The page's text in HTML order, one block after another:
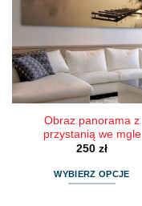
Opcje
można
na
stronie
produktu
Obraz panorama z
przystanią we mgle
250 zł
WYBIERZ OPCJE